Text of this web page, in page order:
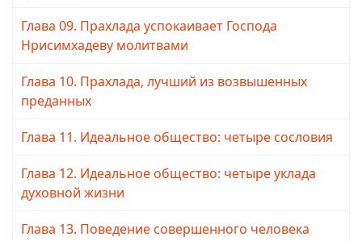
Глава 09. Прахлада успокаивает Господа
Нрисимхадеву молитвами
Глава 10. Прахлада, лучший из возвышенных
преданных
Глава 11. Идеальное общество: четыре сословия
Глава 12. Идеальное общество: четыре уклада
духовной жизни
Глава 13. Поведение совершенного человека